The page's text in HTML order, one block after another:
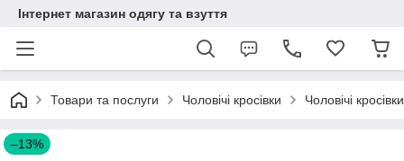
Інтернет магазин одягу та взуття
Товари та послуги Чоловічі кросівки Чоловічі
–13%